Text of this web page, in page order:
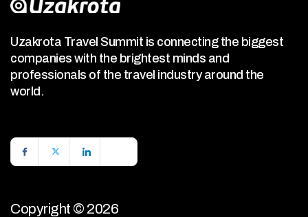
Uzakrota Travel Summit is connecting the biggest
companies with the brightest minds and
professionals of the travel industry around the
world.
Copyright © 2026